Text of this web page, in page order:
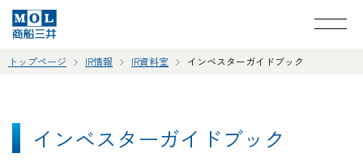
トップページ IR情報 IR資料室 インベスターガイドブック
インベスターガイドブック